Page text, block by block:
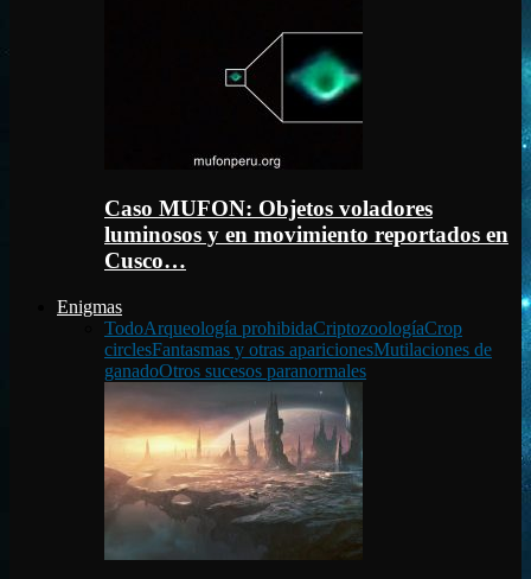
Caso MUFON: Objetos voladores
luminosos y en movimiento reportados en
Cusco…
Enigmas
TodoArqueología prohibidaCriptozoologíaCrop
circlesFantasmas y otras aparicionesMutilaciones de
ganadoOtros sucesos paranormales